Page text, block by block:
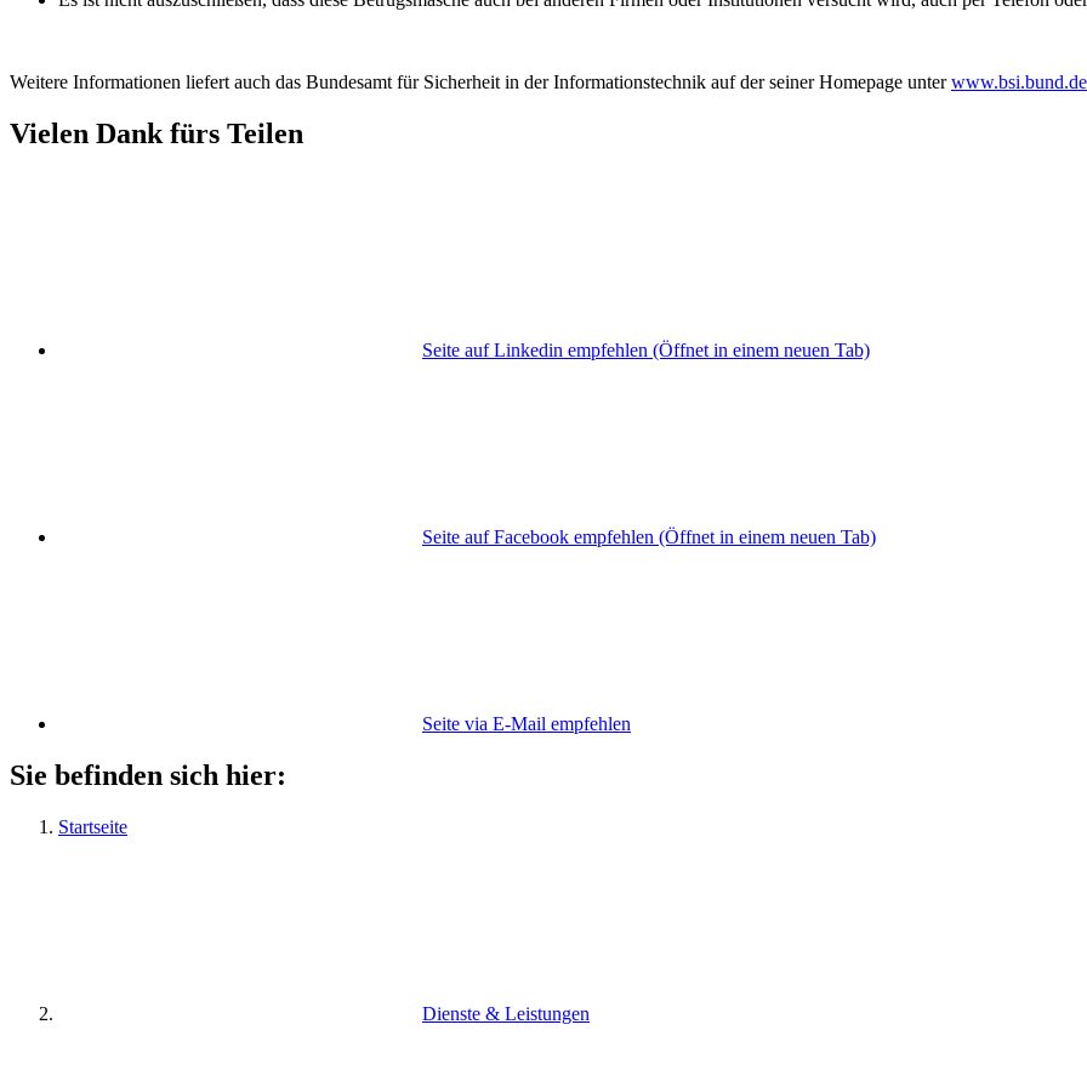
Weitere Informationen liefert auch das Bundesamt für Sicherheit in der Informationstechnik auf der seiner Homepage unterwww.bsi.bund.de
Vielen Dank fürs Teilen
Seite auf Linkedin empfehlen (Öffnet in einem neuen Tab)
Seite auf Facebook empfehlen (Öffnet in einem neuen Tab)
Seite via E-Mail empfehlen
Sie befinden sich hier:
Startseite
Dienste & Leistungen